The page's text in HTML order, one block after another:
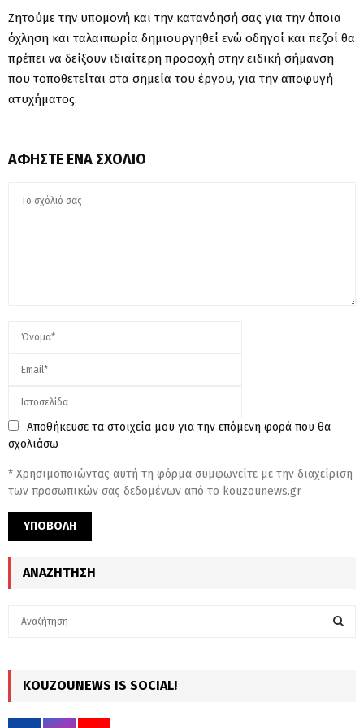
Ζητούμε την υπομονή και την κατανόησή σας για την όποια
όχληση και ταλαιπωρία δημιουργηθεί ενώ οδηγοί και πεζοί θα
πρέπει να δείξουν ιδιαίτερη προσοχή στην ειδική σήμανση
που τοποθετείται στα σημεία του έργου, για την αποφυγή
ατυχήματος.
ΑΦΉΣΤΕ ΈΝΑ ΣΧΌΛΙΟ
Αποθήκευσε τα στοιχεία μου για την επόμενη φορά που θα
σχολιάσω
* Χρησιμοποιώντας αυτή τη φόρμα συμφωνείτε με την διαχείριση
των προσωπικών σας δεδομένων από το kouzounews.gr
ΑΝΑΖΉΤΗΣΗ
h
f
KOUZOUNEWS IS SOCIAL!